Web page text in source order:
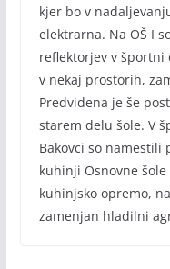
kjer bo v
elektrarna. Na OŠ I
reflektorjev v športni
v nekaj prostorih,
Predvidena je še
starem delu šole. V
Bakovci so namestili
kuhinji Osnovne
kuhinjsko opremo,
zamenjan hladilni